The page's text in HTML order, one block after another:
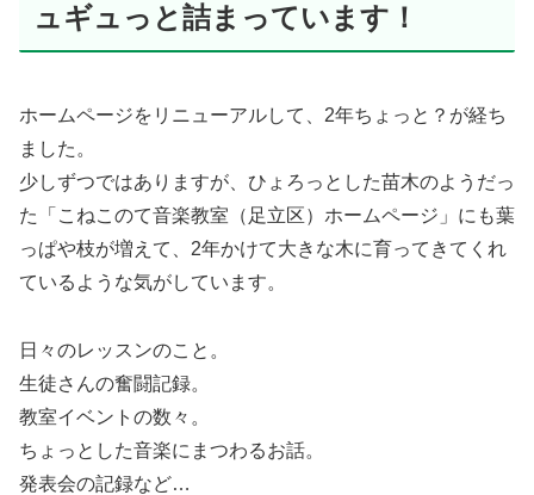
ュギュっと詰まっています！
ホームページをリニューアルして、2年ちょっと？が経ち
ました。
少しずつではありますが、ひょろっとした苗木のようだっ
た「こねこのて音楽教室（足立区）ホームページ」にも葉
っぱや枝が増えて、2年かけて大きな木に育ってきてくれ
ているような気がしています。
日々のレッスンのこと。
生徒さんの奮闘記録。
教室イベントの数々。
ちょっとした音楽にまつわるお話。
発表会の記録など…